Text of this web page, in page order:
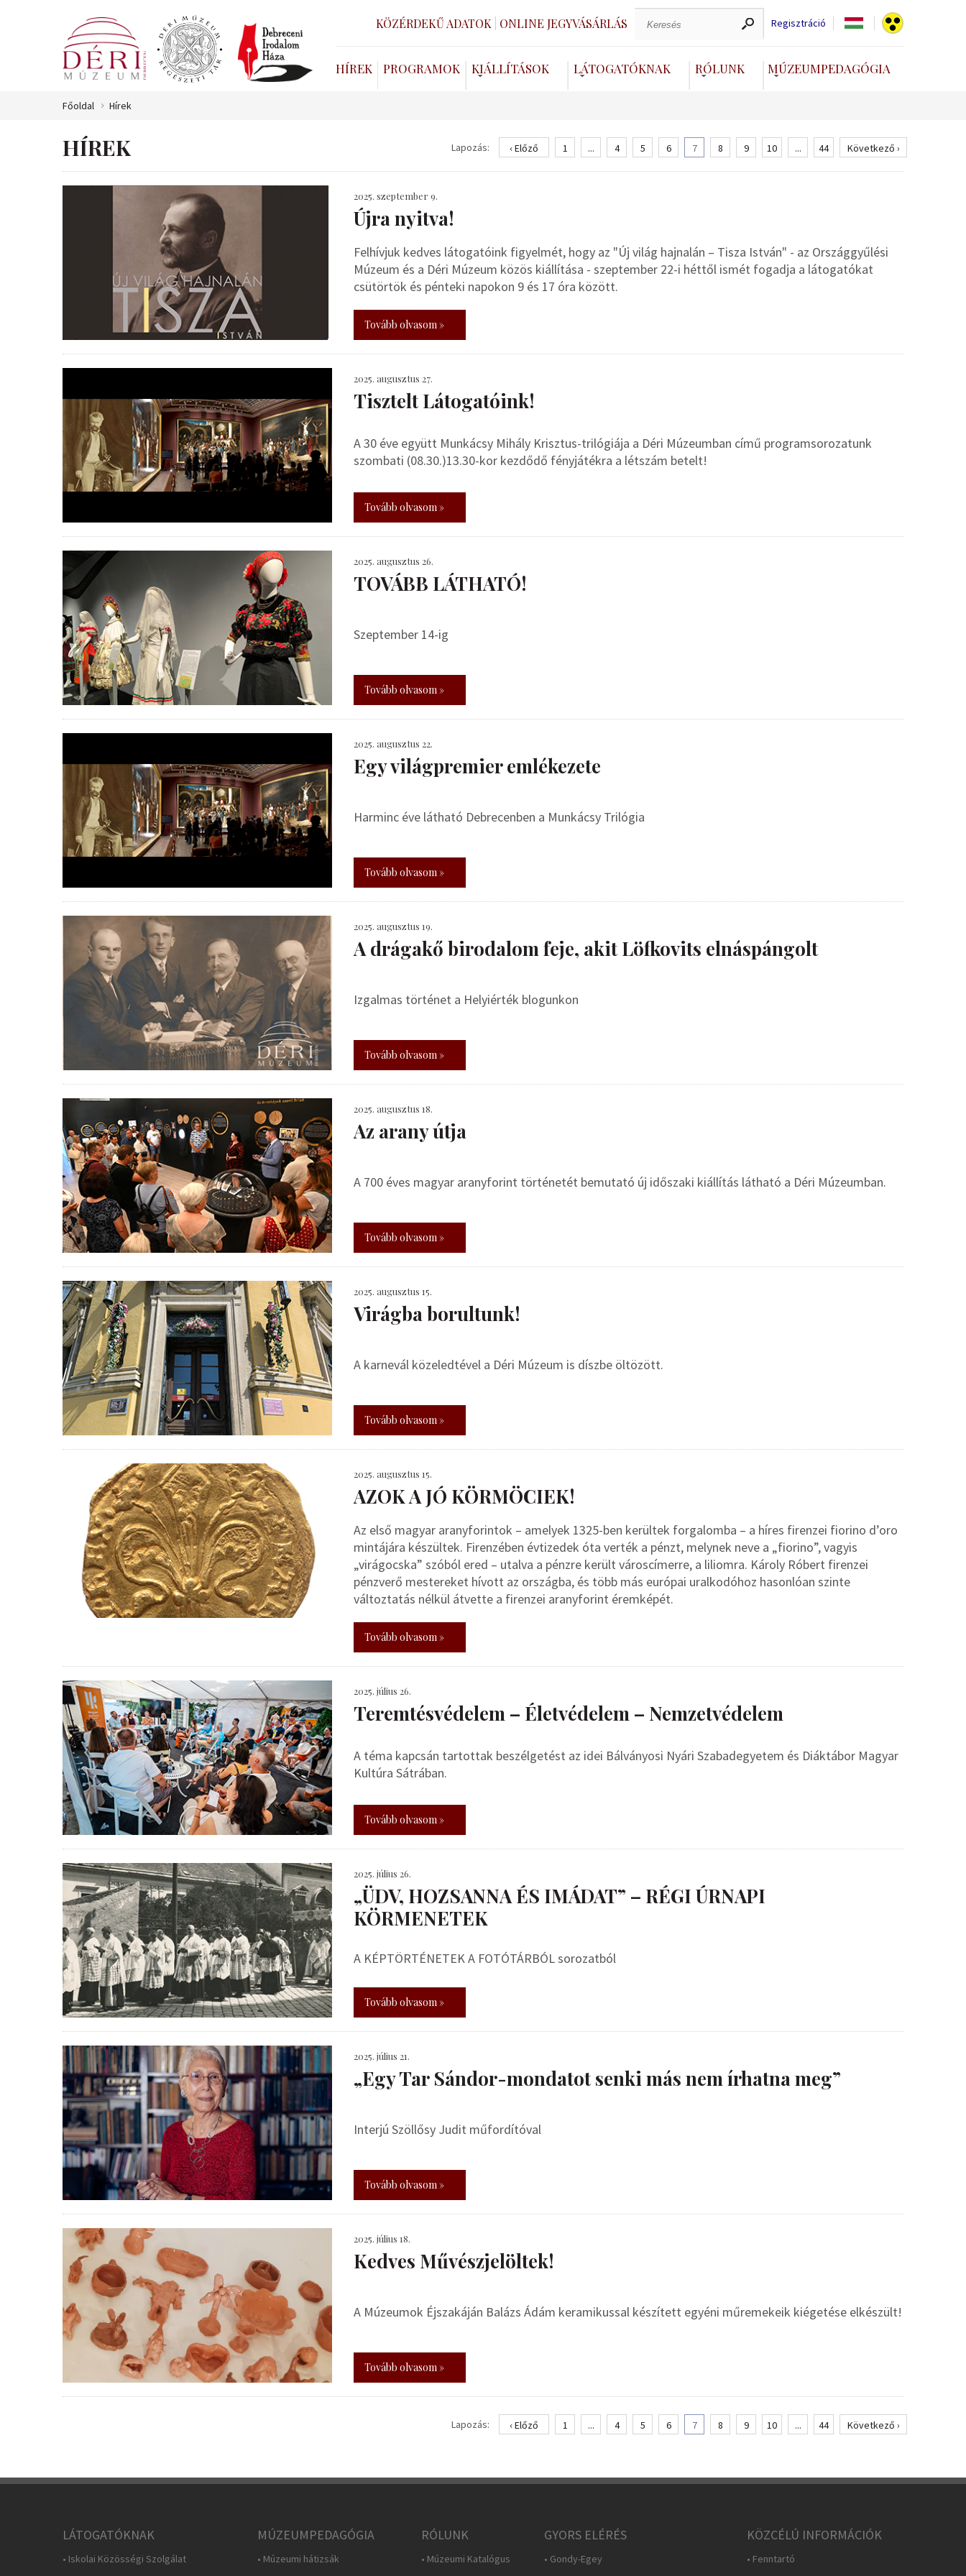
KÖZÉRDEKŰ ADATOK ONLINE JEGYVÁSÁRLÁS Regisztráció
HÍREK PROGRAMOK KIÁLLÍTÁSOK LÁTOGATÓKNAK RÓLUNK MÚZEUMPEDAGÓGIA
Főoldal Hírek
HÍREK Lapozás: ‹ Előző 1 ... 4 5 6 7 8 9 10 ... 44 Következő ›
2025. szeptember 9.
Újra nyitva!
Felhívjuk kedves látogatóink figyelmét, hogy az "Új világ hajnalán – Tisza István" - az Országgyűlési
Múzeum és a Déri Múzeum közös kiállítása - szeptember 22-i héttől ismét fogadja a látogatókat
csütörtök és pénteki napokon 9 és 17 óra között.
Tovább olvasom »
2025. augusztus 27.
Tisztelt Látogatóink!
A 30 éve együtt Munkácsy Mihály Krisztus-trilógiája a Déri Múzeumban című programsorozatunk
szombati (08.30.)13.30-kor kezdődő fényjátékra a létszám betelt!
Tovább olvasom »
2025. augusztus 26.
TOVÁBB LÁTHATÓ!
Szeptember 14-ig
Tovább olvasom »
2025. augusztus 22.
Egy világpremier emlékezete
Harminc éve látható Debrecenben a Munkácsy Trilógia
Tovább olvasom »
2025. augusztus 19.
A drágakő birodalom feje, akit Löfkovits elnáspángolt
Izgalmas történet a Helyiérték blogunkon
Tovább olvasom »
2025. augusztus 18.
Az arany útja
A 700 éves magyar aranyforint történetét bemutató új időszaki kiállítás látható a Déri Múzeumban.
Tovább olvasom »
2025. augusztus 15.
Virágba borultunk!
A karnevál közeledtével a Déri Múzeum is díszbe öltözött.
Tovább olvasom »
2025. augusztus 15.
AZOK A JÓ KÖRMÖCIEK!
Az első magyar aranyforintok – amelyek 1325-ben kerültek forgalomba – a híres firenzei fiorino d’oro
mintájára készültek. Firenzében évtizedek óta verték a pénzt, melynek neve a „fiorino”, vagyis
„virágocska” szóból ered – utalva a pénzre került városcímerre, a liliomra. Károly Róbert firenzei
pénzverő mestereket hívott az országba, és több más európai uralkodóhoz hasonlóan szinte
változtatás nélkül átvette a firenzei aranyforint éremképét.
Tovább olvasom »
2025. július 26.
Teremtésvédelem – Életvédelem – Nemzetvédelem
A téma kapcsán tartottak beszélgetést az idei Bálványosi Nyári Szabadegyetem és Diáktábor Magyar
Kultúra Sátrában.
Tovább olvasom »
2025. július 26.
„ÜDV, HOZSANNA ÉS IMÁDAT” – RÉGI ÚRNAPI
KÖRMENETEK
A KÉPTÖRTÉNETEK A FOTÓTÁRBÓL sorozatból
Tovább olvasom »
2025. július 21.
„Egy Tar Sándor-mondatot senki más nem írhatna meg”
Interjú Szöllősy Judit műfordítóval
Tovább olvasom »
2025. július 18.
Kedves Művészjelöltek!
A Múzeumok Éjszakáján Balázs Ádám keramikussal készített egyéni műremekeik kiégetése elkészült!
Tovább olvasom »
Lapozás: ‹ Előző 1 ... 4 5 6 7 8 9 10 ... 44 Következő ›
LÁTOGATÓKNAK
• Iskolai Közösségi Szolgálat
MÚZEUMPEDAGÓGIA
• Múzeumi hátizsák
RÓLUNK
• Múzeumi Katalógus
GYORS ELÉRÉS
• Gondy-Egey
KÖZCÉLÚ INFORMÁCIÓK
• Fenntartó